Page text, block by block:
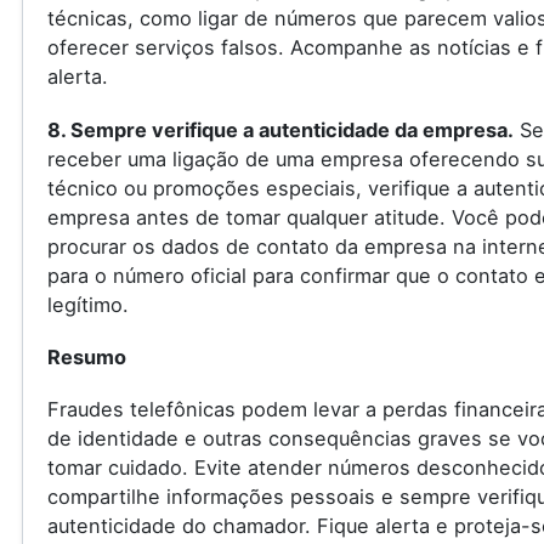
técnicas, como ligar de números que parecem
oferecer serviços falsos. Acompanhe as notícias e
alerta.
8. Sempre verifique a autenticidade da empresa.
receber uma ligação de uma empresa oferecendo
técnico ou promoções especiais, verifique a
empresa antes de tomar qualquer atitude. Você
procurar os dados de contato da empresa na
para o número oficial para confirmar que o contato
legítimo.
Resumo
Fraudes telefônicas podem levar a perdas
de identidade e outras consequências graves se
tomar cuidado. Evite atender números
compartilhe informações pessoais e sempre
autenticidade do chamador. Fique alerta e proteja-